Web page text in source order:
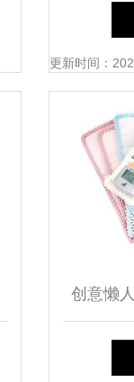
土化策
更新时间：
创意懒
器套，